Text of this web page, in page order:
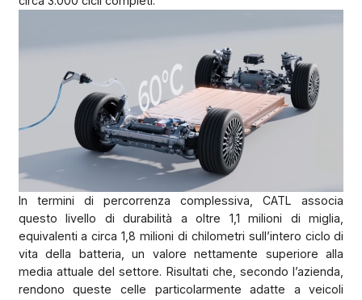
In termini di percorrenza complessiva, CATL associa
questo livello di durabilità a oltre 1,1 milioni di miglia,
equivalenti a circa 1,8 milioni di chilometri sull’intero ciclo di
vita della batteria, un valore nettamente superiore alla
media attuale del settore. Risultati che, secondo l’azienda,
rendono queste celle particolarmente adatte a veicoli